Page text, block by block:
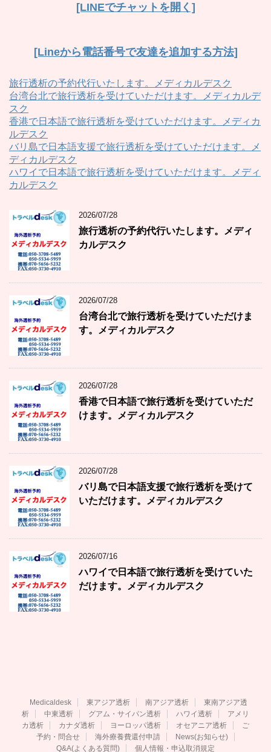
[LINEでチャットを開く]
[Lineから電話番号で友達を追加する方法]
旅行透析の予約代行いたします。メディカルデスク
台湾台北で旅行透析を受けていただけます。メディカルデ
スク
香港で日本語で旅行透析を受けていただけます。メディカ
ルデスク
バリ島で日本語支援で旅行透析を受けていただけます。メ
ディカルデスク
ハワイで日本語で旅行透析を受けていただけます。メディ
カルデスク
2026/07/28
旅行透析の予約代行いたします。メディ
カルデスク
2026/07/28
台湾台北で旅行透析を受けていただけま
す。メディカルデスク
2026/07/28
香港で日本語で旅行透析を受けていただ
けます。メディカルデスク
2026/07/28
バリ島で日本語支援で旅行透析を受けて
いただけます。メディカルデスク
2026/07/16
ハワイで日本語で旅行透析を受けていた
だけます。メディカルデスク
Medicaldesk 東アジア透析 南アジア透析
東南アジア透
析
中東透析 グアム・サイパン透析 ハワイ透析
アメリ
カ透析
カナダ透析 ヨーロッパ透析 オセアニア透析
ご
予約・問合せ
海外療養費還付申請
News(お知らせ)
Q&A(よくある質問)
個人情報・申込取消規定